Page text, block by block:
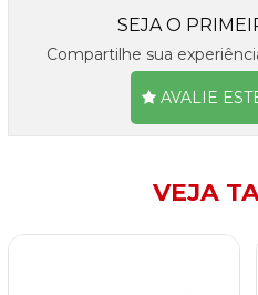
SEJA O
Compartilhe sua
AVALIE
VEJA